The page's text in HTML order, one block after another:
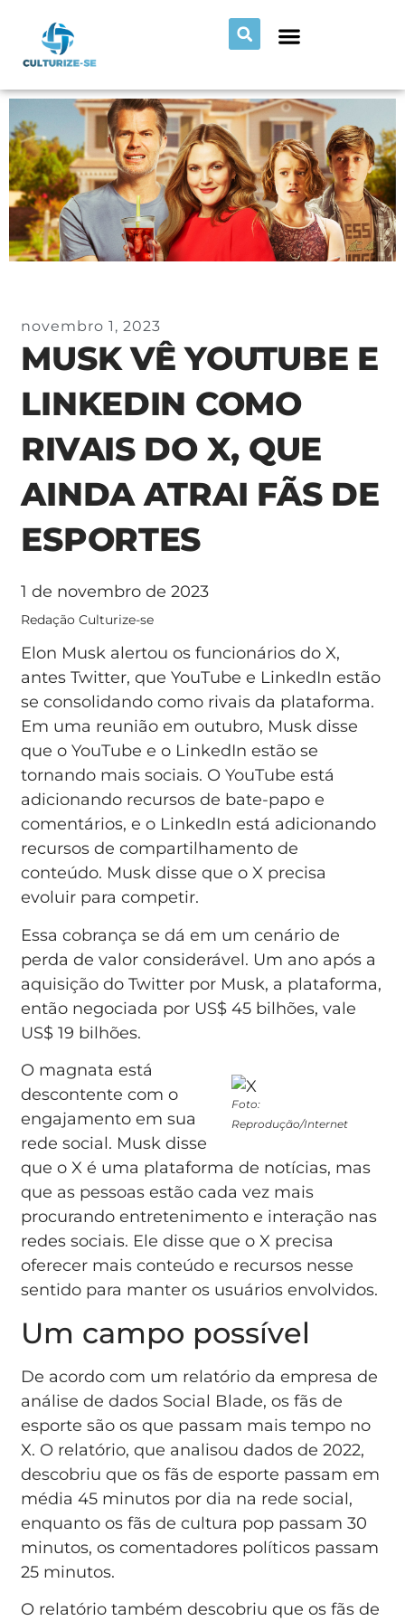
novembro 1, 2023
MUSK VÊ YOUTUBE E
LINKEDIN COMO
RIVAIS DO X, QUE
AINDA ATRAI FÃS DE
ESPORTES
1 de novembro de 2023
Redação Culturize-se
Elon Musk alertou os funcionários do X,
antes Twitter, que YouTube e LinkedIn estão
se consolidando como rivais da plataforma.
Em uma reunião em outubro, Musk disse
que o YouTube e o LinkedIn estão se
tornando mais sociais. O YouTube está
adicionando recursos de bate-papo e
comentários, e o LinkedIn está adicionando
recursos de compartilhamento de
conteúdo. Musk disse que o X precisa
evoluir para competir.
Essa cobrança se dá em um cenário de
perda de valor considerável. Um ano após a
aquisição do Twitter por Musk, a plataforma,
então negociada por US$ 45 bilhões, vale
US$ 19 bilhões.
Foto:
Reprodução/Internet
O magnata está
descontente com o
engajamento em sua
rede social. Musk disse
que o X é uma plataforma de notícias, mas
que as pessoas estão cada vez mais
procurando entretenimento e interação nas
redes sociais. Ele disse que o X precisa
oferecer mais conteúdo e recursos nesse
sentido para manter os usuários envolvidos.
Um campo possível
De acordo com um relatório da empresa de
análise de dados Social Blade, os fãs de
esporte são os que passam mais tempo no
X. O relatório, que analisou dados de 2022,
descobriu que os fãs de esporte passam em
média 45 minutos por dia na rede social,
enquanto os fãs de cultura pop passam 30
minutos, os comentadores políticos passam
25 minutos.
O relatório também descobriu que os fãs de